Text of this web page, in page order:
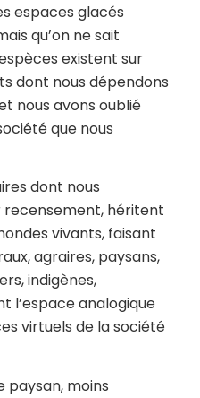
espaces glacés
qu’on ne sait
existent sur
dont nous dépendons
nous avons oublié
que nous
dont nous
recensement, héritent
vivants, faisant
agraires, paysans,
indigènes,
l’espace analogique
virtuels de la société
paysan, moins